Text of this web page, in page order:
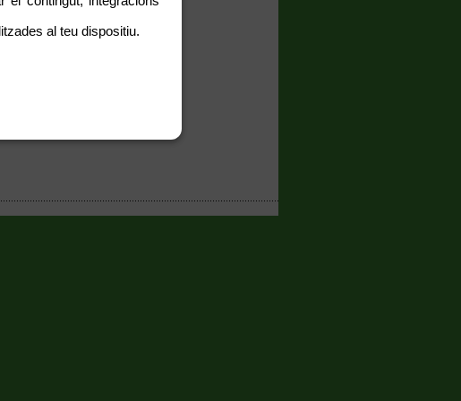
institutos catalanes
al teu dispositiu.